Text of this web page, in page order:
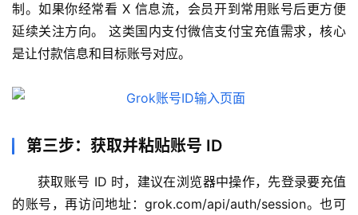
c
制。如果你经常看 X 信息流，会员开到常用账号后更方便
延续关注方向。 这类国内支付微信支付宝充值需求，核心
是让付款信息和目标账号对应。
第三步：获取并粘贴账号 ID
获取账号 ID 时，建议在浏览器中操作，先登录要充值
的账号，再访问地址：grok.com/api/auth/session。也可